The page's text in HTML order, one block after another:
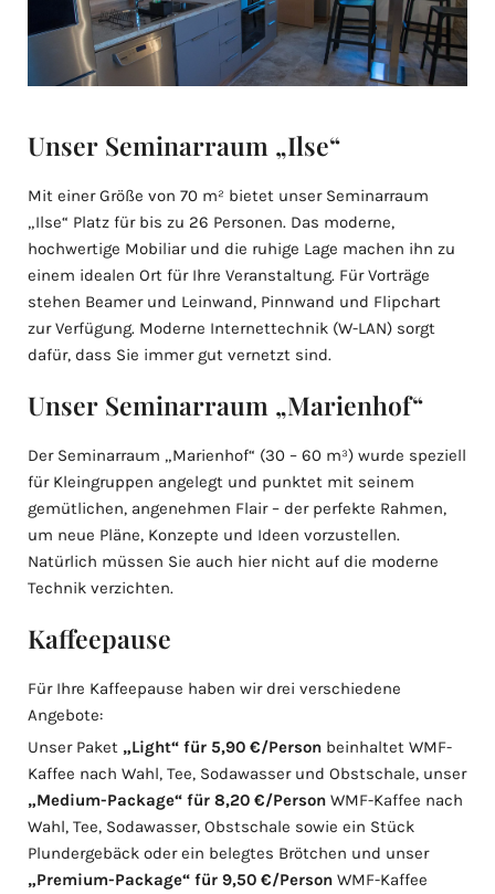
Unser Seminarraum „Ilse“
Mit einer Größe von 70 m² bietet unser Seminarraum
„Ilse“ Platz für bis zu 26 Personen. Das moderne,
hochwertige Mobiliar und die ruhige Lage machen ihn zu
einem idealen Ort für Ihre Veranstaltung. Für Vorträge
stehen Beamer und Leinwand, Pinnwand und Flipchart
zur Verfügung. Moderne Internettechnik (W-LAN) sorgt
dafür, dass Sie immer gut vernetzt sind.
Unser Seminarraum „Marienhof“
Der Seminarraum „Marienhof“ (30 – 60 m³) wurde speziell
für Kleingruppen angelegt und punktet mit seinem
gemütlichen, angenehmen Flair – der perfekte Rahmen,
um neue Pläne, Konzepte und Ideen vorzustellen.
Natürlich müssen Sie auch hier nicht auf die moderne
Technik verzichten.
Kaffeepause
Für Ihre Kaffeepause haben wir drei verschiedene
Angebote:
Unser Paket „Light“ für 5,90 €/Person beinhaltet WMF-
Kaffee nach Wahl, Tee, Sodawasser und Obstschale, unser
„Medium-Package“ für 8,20 €/Person WMF-Kaffee nach
Wahl, Tee, Sodawasser, Obstschale sowie ein Stück
Plundergebäck oder ein belegtes Brötchen und unser
„Premium-Package“ für 9,50 €/Person WMF-Kaffee